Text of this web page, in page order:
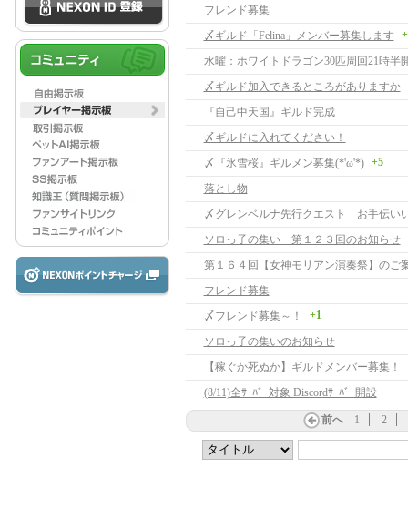
フレンド募集
〆ギルド「Felina」メンバー募集します
水曜：ホワイトドラゴン30匹周回21時半
〆ギルド加入できるところがありますか
『自己中天国』ギルド完成
〆ギルドに入れてください！
〆『氷雪桜』ギルメン募集(*'ω'*)
+5
落とし物
ソロっ子の集い 第１２３回のお知らせ
第１６４回【女神モリアン演奏祭】のご
フレンド募集
〆フレンド募集～！
+1
ソロっ子の集いのお知らせ
【稼ぐか死ぬか】ギルドメンバー募集！
(8/11)全ｻｰﾊﾞｰ対象 Discordｻｰﾊﾞｰ開設
前へ 1 2